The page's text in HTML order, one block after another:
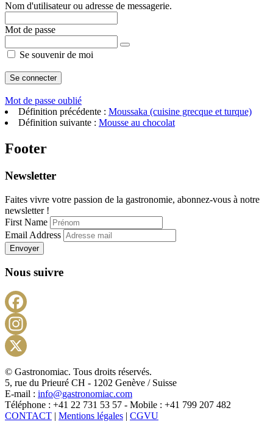
Nom d'utilisateur ou adresse de messagerie.
Mot de passe
Se souvenir de moi
Mot de passe oublié
Définition précédente : Moussaka (cuisine grecque et turque)
Définition suivante : Mousse au chocolat
Footer
Newsletter
Faites vivre votre passion de la gastronomie, abonnez-vous à notre
newsletter !
First Name
Email Address
Envoyer
Nous suivre
X
© Gastronomiac. Tous droits réservés.
5, rue du Prieuré CH - 1202 Genève / Suisse
E-mail : info@gastronomiac.com
Téléphone : +41 22 731 53 57 - Mobile : +41 799 207 482
CONTACT | Mentions légales | CGVU